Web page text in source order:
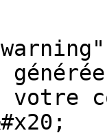
votre